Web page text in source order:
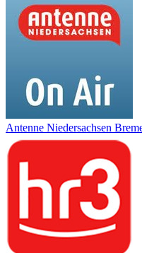
Antenne Niedersachsen